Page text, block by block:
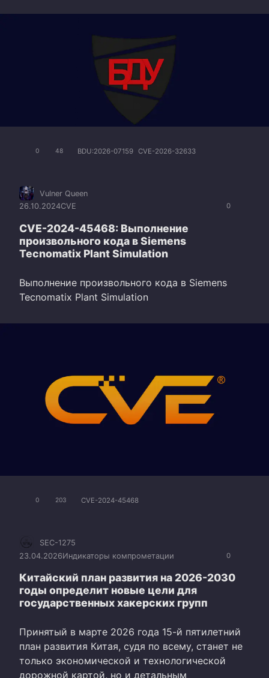
0 48 BDU:2026-07159 CVE-2026-32633
0
Vulner Queen
26.10.2024CVE
CVE-2024-45468: Выполнение
произвольного кода в Siemens
Tecnomatix Plant Simulation
Выполнение произвольного кода в Siemens
Tecnomatix Plant Simulation
0 203 CVE-2024-45468
0
SEC-1275
23.04.2026Индикаторы компрометации
Китайский план развития на 2026-2030
годы определит новые цели для
государственных хакерских групп
Принятый в марте 2026 года 15-й пятилетний
план развития Китая, судя по всему, станет не
только экономической и технологической
дорожной картой, но и детальным